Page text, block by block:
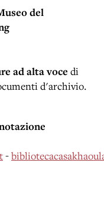
del
ad alta voce di
d'archivio.
-